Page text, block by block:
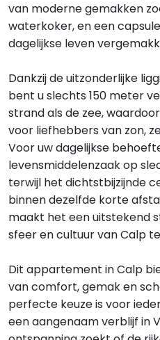
van moderne gemakken
waterkoker, en een
dagelijkse leven
Dankzij de uitzonderlijke
bent u slechts 150 meter
strand als de zee,
voor liefhebbers van zon,
Voor uw dagelijkse
levensmiddelenzaak op
terwijl het dichtstbijzijnde
binnen dezelfde korte
maakt het een uitstekend
sfeer en cultuur van Calp
Dit appartement in Calp
van comfort, gemak en
perfecte keuze is voor
een aangenaam verblijf in